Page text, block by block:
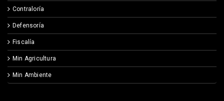
Contraloría
Defensoría
Fiscalía
Min Agricultura
Min Ambiente